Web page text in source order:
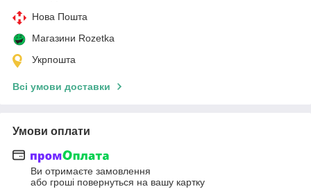
Нова Пошта
Магазини Rozetka
Укрпошта
Всі умови доставки
Умови оплати
Ви отримаєте замовлення
або гроші повернуться на вашу картку